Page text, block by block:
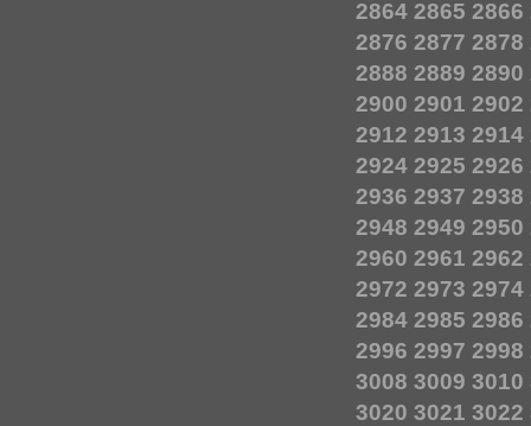
2864 2865 2866
2876 2877 2878
2888 2889 2890
2900 2901 2902
2912 2913 2914
2924 2925 2926
2936 2937 2938
2948 2949 2950
2960 2961 2962
2972 2973 2974
2984 2985 2986
2996 2997 2998
3008 3009 3010
3020 3021 3022